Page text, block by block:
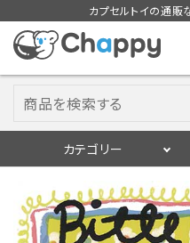
カプセルトイの通販
カテゴリー
ログイン
入荷スケジュー